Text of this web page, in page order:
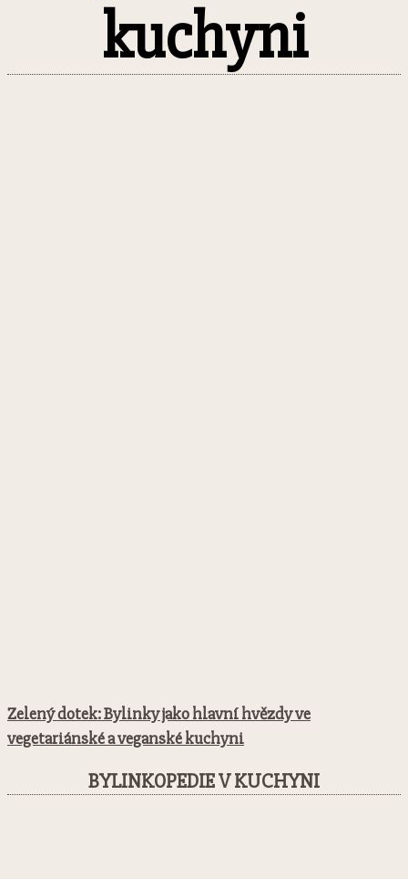
kuchyni
Zelený dotek: Bylinky jako hlavní hvězdy ve
vegetariánské a veganské kuchyni
BYLINKOPEDIE V KUCHYNI